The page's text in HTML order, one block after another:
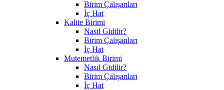
Birim Çalışanları
İç Hat
Kalite Birimi
Nasıl Gidilir?
Birim Çalışanları
İç Hat
Mutemetlik Birimi
Nasıl Gidilir?
Birim Çalışanları
İç Hat